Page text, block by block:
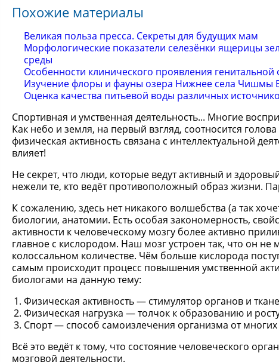
Похожие материалы
Великая польза пресса. Секреты для будущих мам
Морфологические показатели селезёнки ящерицы
среды
Особенности клинического проявления
Изучение флоры и фауны озера Нижнее села Чишмы
Оценка качества питьевой воды различных
Спортивная и умственная деятельность... Многие
Как небо и земля, на первый взгляд, соотносится
физическая активность связана с интеллектуальной
влияет!
Не секрет, что люди, которые ведут активный и
нежели те, кто ведёт противоположный образ жизни.
К сожалению, здесь нет никакого волшебства (а так
биологии, анатомии. Есть особая закономерность,
активности к человеческому мозгу более активно
главное с кислородом. Наш мозг устроен так, что он
колоссальном количестве. Чём больше кислорода
самым происходит процесс повышения умственной
биологами на данную тему:
Физическая активность — стимулятор органов и
Физическая нагрузка — толчок к образованию и
Спорт — способ самоизлечения организма от
Всё это ведёт к тому, что состояние человеческого
мозговой деятельности.